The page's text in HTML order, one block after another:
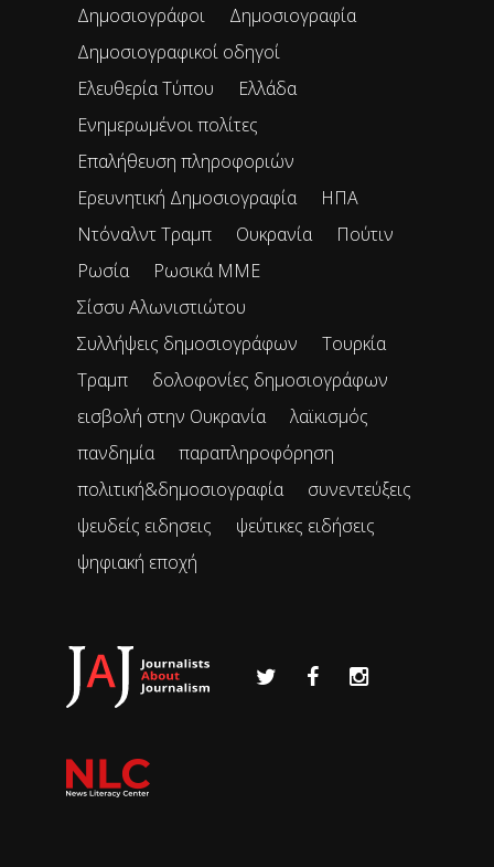
Δημοσιογράφοι
Δημοσιογραφία
Δημοσιογραφικοί οδηγοί
Ελευθερία Τύπου
Ελλάδα
Ενημερωμένοι πολίτες
Επαλήθευση πληροφοριών
Ερευνητική Δημοσιογραφία
ΗΠΑ
Ντόναλντ Τραμπ
Ουκρανία
Πούτιν
Ρωσία
Ρωσικά ΜΜΕ
Σίσσυ Αλωνιστιώτου
Συλλήψεις δημοσιογράφων
Τουρκία
Τραμπ
δολοφονίες δημοσιογράφων
εισβολή στην Ουκρανία
λαϊκισμός
πανδημία
παραπληροφόρηση
πολιτική&δημοσιογραφία
συνεντεύξεις
ψευδείς ειδησεις
ψεύτικες ειδήσεις
ψηφιακή εποχή